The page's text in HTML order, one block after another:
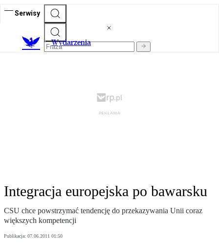
Serwisy
Wydarzenia
Integracja europejska po bawarsku
CSU chce powstrzymać tendencję do przekazywania Unii coraz
większych kompetencji
Publikacja: 07.06.2011 01:50